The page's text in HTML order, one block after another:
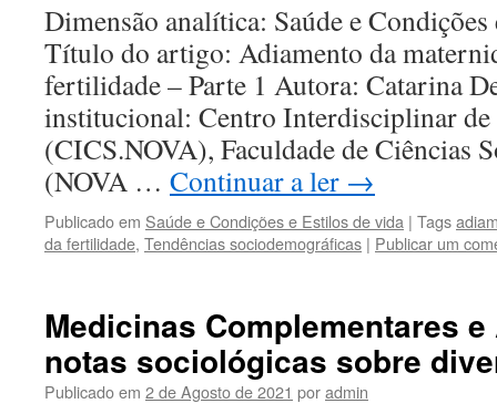
Dimensão analítica: Saúde e
Título do artigo: Adiamento da
fertilidade – Parte 1 Autora: Catarina
institucional: Centro Interdisciplinar de
(CICS.NOVA), Faculdade de Ciências
(NOVA … Continuar a ler →
Publicado em Saúde e Condições e Estilos de vida | Tags
da fertilidade, Tendências sociodemográficas | Publicar um
Medicinas Complementares
notas sociológicas sobre
Publicado em 2 de Agosto de 2021 poradmin